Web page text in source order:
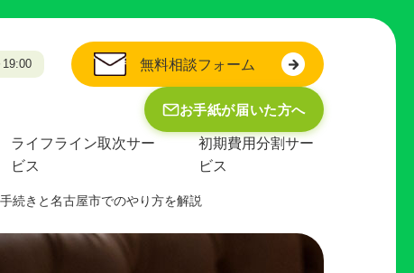
無料相談フォーム
お手紙が届いた方へ
ライフライン取次サー
ビス
初期費用分割サー
ビス
続きと名古屋市でのやり方を解説